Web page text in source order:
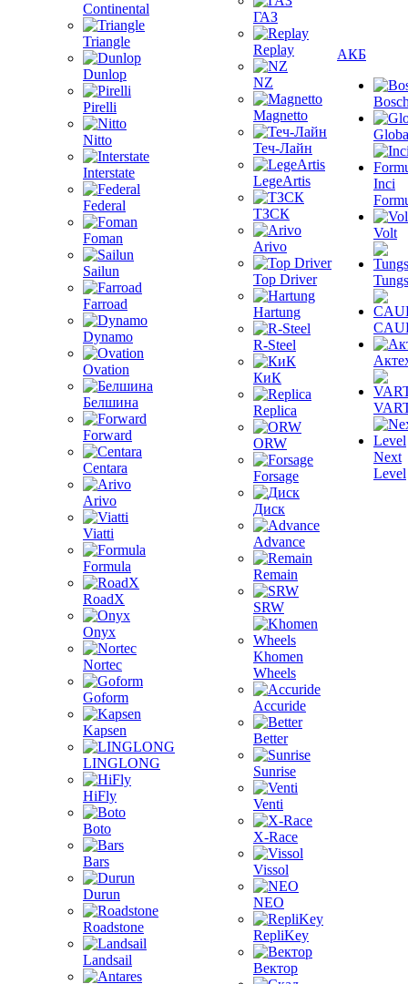
Continental
Triangle
Dunlop
Pirelli
Nitto
Interstate
Federal
Foman
Sailun
Farroad
Dynamo
Ovation
Белшина
Forward
Centara
Arivo
Viatti
Formula
RoadX
Onyx
Nortec
Goform
Kapsen
LINGLONG
HiFly
Boto
Bars
Durun
Roadstone
Landsail
ГАЗ
Replay
NZ
Magnetto
Теч-Лайн
LegeArtis
ТЗСК
Arivo
Top Driver
Hartung
R-Steel
КиК
Replica
ORW
Forsage
Диск
Advance
Remain
SRW
Khomen
Wheels
Accuride
Better
Sunrise
Venti
X-Race
Vissol
NEO
RepliKey
Вектор
АКБ
Inci
Volt
Next
Level